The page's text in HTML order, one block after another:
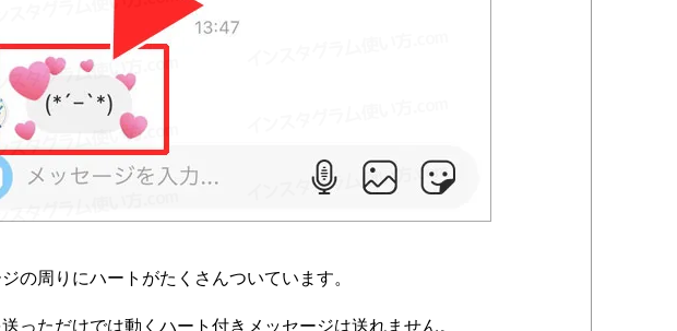
の周りにハートがたくさんついています。
っただけでは動くハート付きメッセージは送れません。